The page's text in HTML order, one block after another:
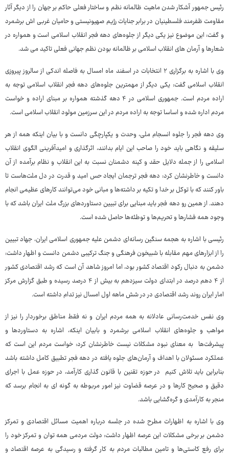
رئیس جمهور آشکار شدن ماهیت ظالمانه نظم و ساختار فعلی حاکم بر جهان را از دیگر آثار
مقاومت ظفرمند فلسطینیان در برابر جنایات رژیم صهیونیستی و حامیان غربی اش برشمرد
و گفت: این موضوع نیز یکی دیگر از جلوه‌های دهه فجر انقلاب اسلامی است و همواره در
شعارها و آرمان های انقلاب اسلامی بر ظالمانه بودن نظم جهانی فعلی تاکید می شد.
وی با اشاره به برگزاری ۲ انتخابات در اسفند ماه امسال به فاصله اندکی از سالروز پیروزی
انقلاب اسلامی گفت: یکی دیگر از مهمترین جلوه‌های دهه فجر انقلاب اسلامی توجه به
اراده مردم است. جمهوری اسلامی در ۴ دهه گذشته همواره بر مبنای اراده و خواست
مردم اداره شده و اساسا توجه به اراده مردم در این سرزمین مولود انقلاب اسلامی است.
وی دهه فجر را جلوه انسجام ملی، وحدت و یکپارچگی دانست و با بیان اینکه همه از هر
سلیقه و نگاهی باید خود را صاحب این ایام بدانند، اثرگذاری و امیدآفرینی الگوی انقلاب
اسلامی را از جمله دلایل حقد و کینه دشمنان نسبت به این انقلاب و نظام برآمده از آن
دانست و خاطرنشان کرد: دهه فجر ترجمان ایجاد حس امید و قدرت در دل ملت‌هاست تا
باور کنند که با توکل بر خدا و تکیه بر داشته‌ها و مبانی خود می‌توانند کارهای عظیمی انجام
دهند. از همین رو دهه فجر باید مبنایی برای تبیین دستاوردهای بزرگ ملت ایران باشد که با
وجود همه فشارها و تحریم‌ها و توطئه‌ها حاصل شده است.
رئیسی با اشاره به هجمه سنگین رسانه‌ای دشمن علیه جمهوری اسلامی ایران، جهاد تبیین
را از ابزارهای مهم مقابله با شبیخون فرهنگی و جنگ ترکیبی دشمن دانست و اظهار داشت:
دشمن به دنبال رکود اقتصاد کشور بود، اما امروز شاهد آن است که رشد اقتصادی کشور
از ۴ دهم درصد در ابتدای دولت سیزدهم به بیش از ۴ درصد رسیده و طبق گزارش مرکز
امار ایران روند رشد اقتصادی در در شش ماهه اول امسال نیز تدام داشته است.
وی نفس خدمت‌رسانی عادلانه به همه مردم ایران و نه فقط مناطق برخوردار را نیز از
مواهب و جلوه‌های انقلاب اسلامی برشمرد و بابیان اینکه، اشاره به دستاوردها و
پیشرفت‌ها به معنای نبود مشکلات نیست خاطرنشان کرد: خواست مردم این است که
عملکرد مسئولان با اهداف و آرمان‌های جلوه یافته در دهه فجر تطبیق کامل داشته باشد
بنابراین باید تلاش کنیم در حوزه تقنین با قانون گذاری کارآمد، در حوزه عمل با اجرای
دقیق و صحیح کارها و در عرصه قضاوت نیز امور مربوطه به گونه ای به انجام برسد که
منجر به کارآمدی و گره‌گشایی باشد.
وی با اشاره به اظهارات مطرح شده در جلسه درباره اهمیت مسائل اقتصادی و تمرکز
دشمن بر برخی مشکلات این عرصه اظهار داشت: دولت مردمی همه توان و تمرکز خود را
برای رفع کاستی‌ها و تامین مطالبات مردم به کار گرفته و رسیدگی به عرصه اقتصاد و